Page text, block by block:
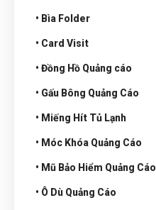
• Bìa Folder
• Card Visit
• Đồng Hồ Quảng cáo
• Gấu Bông Quảng Cáo
• Miếng Hít Tủ Lạnh
• Móc Khóa Quảng Cáo
• Mũ Bảo Hiểm Quảng Cáo
• Ô Dù Quảng Cáo